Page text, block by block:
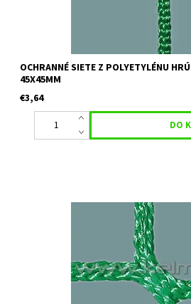
OCHRANNÉ SIETE Z POLYETYLÉNU
45X45MM
€3,64
Určenie:ochranné siete vhodné na
tenisových ihrísk, tiež k rozdeleniu
zelená alebo čierna Uvedená cena je